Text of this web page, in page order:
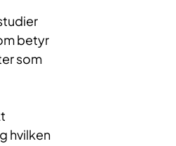
betyr
som
hvilken